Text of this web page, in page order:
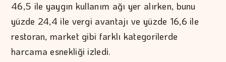
46,5 ile yaygın kullanım ağı yer alırken, bunu
yüzde 24,4 ile vergi avantajı ve yüzde 16,6 ile
restoran, market gibi farklı kategorilerde
harcama esnekliği izledi.